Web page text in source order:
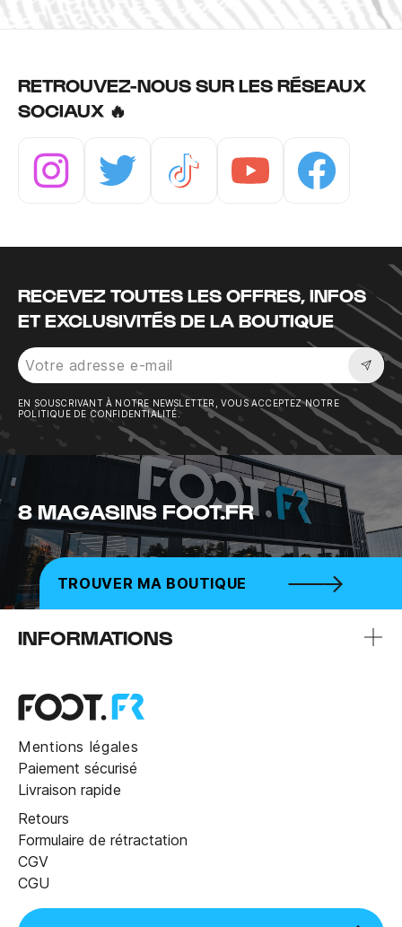
RETROUVEZ-NOUS SUR LES RÉSEAUX
SOCIAUX 🔥
RECEVEZ TOUTES LES OFFRES, INFOS
ET EXCLUSIVITÉS DE LA BOUTIQUE
EN SOUSCRIVANT À NOTRE NEWSLETTER, VOUS ACCEPTEZ NOTRE
POLITIQUE DE CONFIDENTIALITÉ.
8 MAGASINS FOOT.FR
TROUVER MA BOUTIQUE
INFORMATIONS
Mentions légales
Paiement sécurisé
Livraison rapide
Retours
Formulaire de rétractation
CGV
CGU